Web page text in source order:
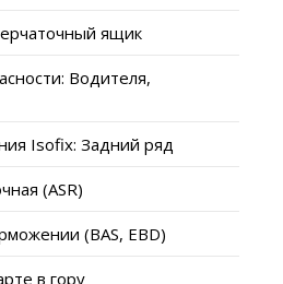
ящик
Водителя,
Isofix: Задний ряд
(ASR)
(BAS, EBD)
в гору